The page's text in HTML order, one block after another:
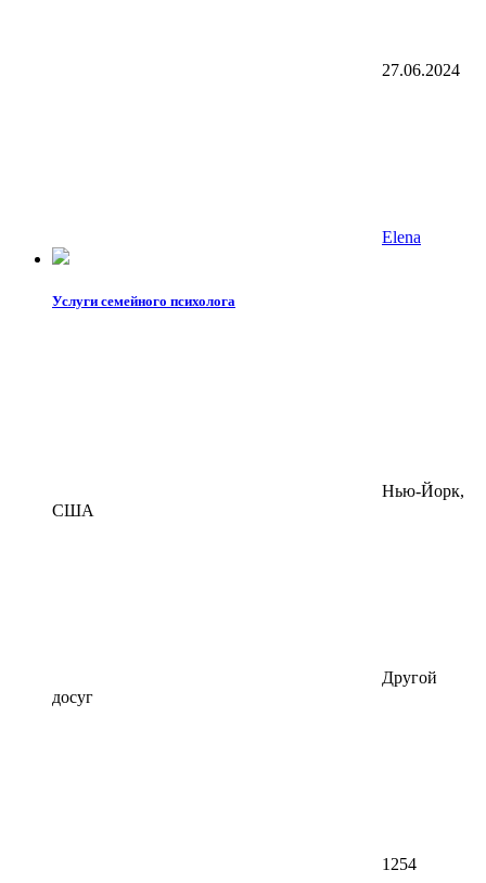
27.06.2024
Elena
Услуги семейного психолога
Нью-Йорк,
США
Другой
досуг
1254